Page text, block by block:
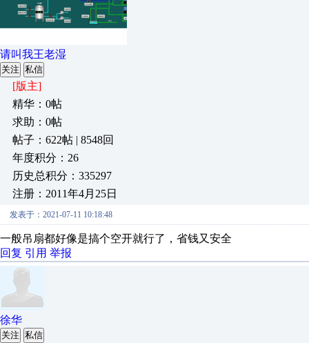
请叫我王老湿
关注 私信
[版主]
精华：0帖
求助：0帖
帖子：622帖 | 8548回
年度积分：26
历史总积分：335297
注册：2011年4月25日
发表于：2021-07-11 10:18:48
一般吊扇都好像是搞个空开就行了，省钱又安全
回复 引用 举报
徐华
关注 私信